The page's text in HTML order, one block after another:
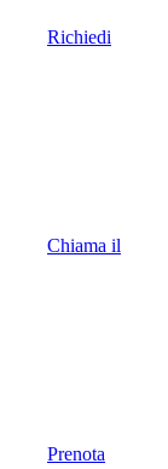
Richiedi
Chiama il
Prenota